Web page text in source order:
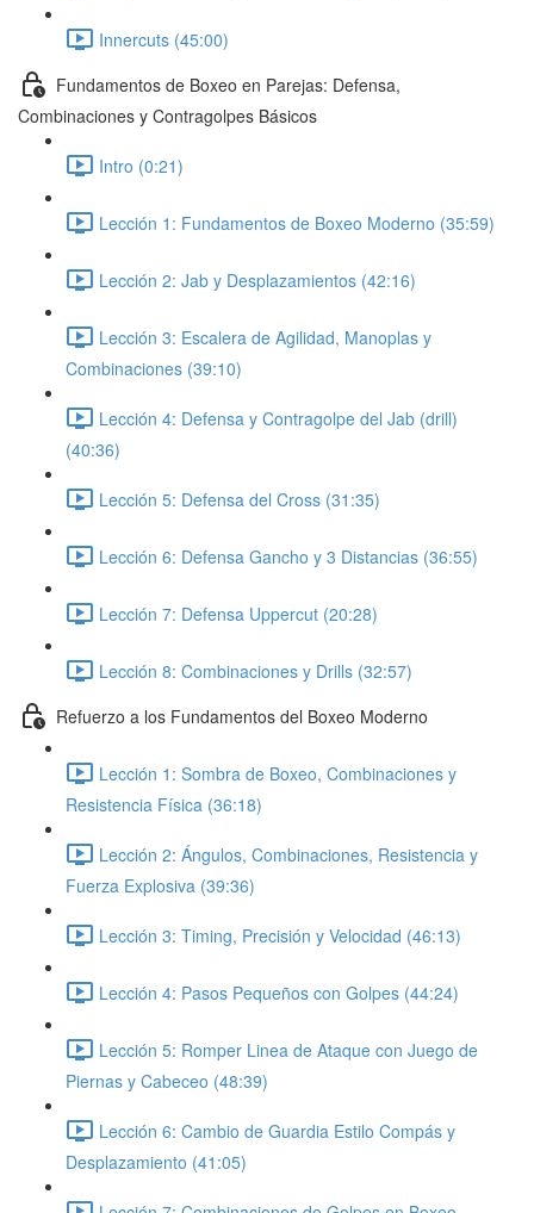
Innercuts (45:00)
Fundamentos de Boxeo en Parejas: Defensa,
Combinaciones y Contragolpes Básicos
Intro (0:21)
Lección 1: Fundamentos de Boxeo Moderno (35:59)
Lección 2: Jab y Desplazamientos (42:16)
Lección 3: Escalera de Agilidad, Manoplas y
Combinaciones (39:10)
Lección 4: Defensa y Contragolpe del Jab (drill)
(40:36)
Lección 5: Defensa del Cross (31:35)
Lección 6: Defensa Gancho y 3 Distancias (36:55)
Lección 7: Defensa Uppercut (20:28)
Lección 8: Combinaciones y Drills (32:57)
Refuerzo a los Fundamentos del Boxeo Moderno
Lección 1: Sombra de Boxeo, Combinaciones y
Resistencia Física (36:18)
Lección 2: Ángulos, Combinaciones, Resistencia y
Fuerza Explosiva (39:36)
Lección 3: Timing, Precisión y Velocidad (46:13)
Lección 4: Pasos Pequeños con Golpes (44:24)
Lección 5: Romper Linea de Ataque con Juego de
Piernas y Cabeceo (48:39)
Lección 6: Cambio de Guardia Estilo Compás y
Desplazamiento (41:05)